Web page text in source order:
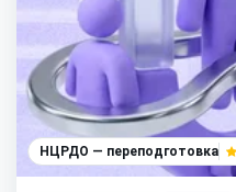
НЦРДО — переподготовка